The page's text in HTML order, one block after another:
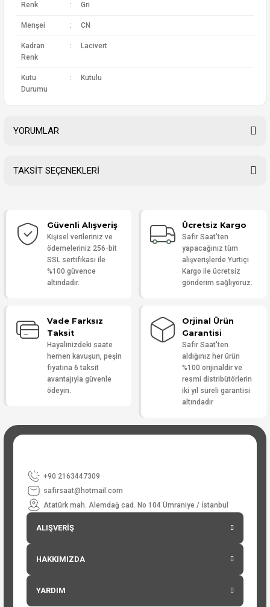
Renk : Gri
Menşei : CN
Kadran
Renk
: Lacivert
Kutu
Durumu
: Kutulu
YORUMLAR
Yorum Yaz
TAKSİT SEÇENEKLERİ
Güvenli Alışveriş
Kişisel verileriniz ve
ödemeleriniz 256-bit
SSL sertifikası ile
%100 güvence
altındadır.
Ücretsiz Kargo
Safir Saat'ten
yapacağınız tüm
alışverişlerde Yurtiçi
Kargo ile ücretsiz
gönderim sağlıyoruz.
Vade Farksız
Taksit
Hayalinizdeki saate
hemen kavuşun, peşin
fiyatına 6 taksit
avantajıyla güvenle
ödeyin.
Orjinal Ürün
Garantisi
Safir Saat'ten
aldığınız her ürün
%100 orijinaldir ve
resmi distribütörlerin
iki yıl süreli garantisi
altındadır
+90 2163447309
safirsaat@hotmail.com
Atatürk mah. Alemdağ cad. No 104 Ümraniye / İstanbul
ALIŞVERİŞ
HAKKIMIZDA
YARDIM